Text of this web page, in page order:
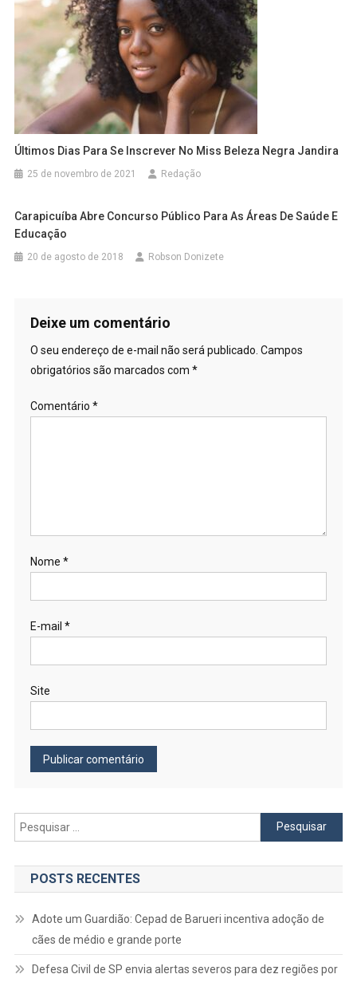
Últimos Dias Para Se Inscrever No Miss Beleza Negra Jandira
25 de novembro de 2021 Redação
Carapicuíba Abre Concurso Público Para As Áreas De Saúde E
Educação
20 de agosto de 2018 Robson Donizete
Deixe um comentário
O seu endereço de e-mail não será publicado. Campos
obrigatórios são marcados com *
Comentário *
Nome *
E-mail *
Site
Pesquisar
por:
POSTS RECENTES
Adote um Guardião: Cepad de Barueri incentiva adoção de
cães de médio e grande porte
Defesa Civil de SP envia alertas severos para dez regiões por